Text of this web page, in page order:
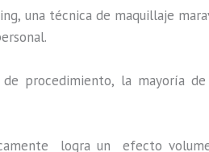
una técnica de maquillaje
procedimiento, la mayoría
logra un efecto